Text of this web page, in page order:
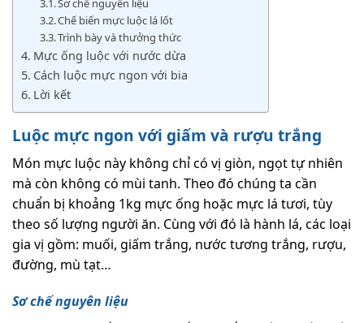
Sơ chế nguyên liệu
Chế biến mực luộc lá lốt
Trình bày và thưởng thức
Mực ống luộc với nước dừa
Cách luộc mực ngon với bia
Lời kết
Luộc mực ngon với giấm và rượu trắng
Món mực luộc này không chỉ có vị giòn, ngọt tự nhiên
mà còn không có mùi tanh. Theo đó chúng ta cần
chuẩn bị khoảng 1kg mực ống hoặc mực lá tươi, tùy
theo số lượng người ăn. Cùng với đó là hành lá, các loại
gia vị gồm: muối, giấm trắng, nước tương trắng, rượu,
đường, mù tạt…
Sơ chế nguyên liệu